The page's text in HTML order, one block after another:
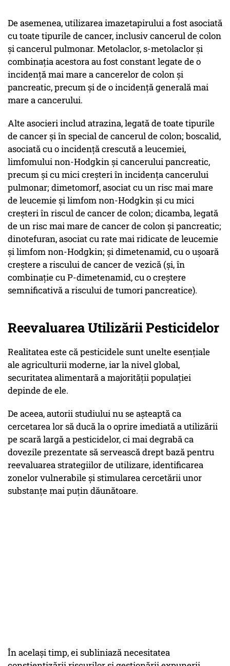
De asemenea, utilizarea imazetapirului a fost asociată
cu toate tipurile de cancer, inclusiv cancerul de colon
și cancerul pulmonar. Metolaclor, s-metolaclor și
combinația acestora au fost constant legate de o
incidență mai mare a cancerelor de colon și
pancreatic, precum și de o incidență generală mai
mare a cancerului.
Alte asocieri includ atrazina, legată de toate tipurile
de cancer și în special de cancerul de colon; boscalid,
asociată cu o incidență crescută a leucemiei,
limfomului non-Hodgkin și cancerului pancreatic,
precum și cu mici creșteri în incidența cancerului
pulmonar; dimetomorf, asociat cu un risc mai mare
de leucemie și limfom non-Hodgkin și cu mici
creșteri în riscul de cancer de colon; dicamba, legată
de un risc mai mare de cancer de colon și pancreatic;
dinotefuran, asociat cu rate mai ridicate de leucemie
și limfom non-Hodgkin; și dimetenamid, cu o ușoară
creștere a riscului de cancer de vezică (și, în
combinație cu P-dimetenamid, cu o creștere
semnificativă a riscului de tumori pancreatice).
Reevaluarea Utilizării Pesticidelor
Realitatea este că pesticidele sunt unelte esențiale
ale agriculturii moderne, iar la nivel global,
securitatea alimentară a majorității populației
depinde de ele.
De aceea, autorii studiului nu se așteaptă ca
cercetarea lor să ducă la o oprire imediată a utilizării
pe scară largă a pesticidelor, ci mai degrabă ca
dovezile prezentate să servească drept bază pentru
reevaluarea strategiilor de utilizare, identificarea
zonelor vulnerabile și stimularea cercetării unor
substanțe mai puțin dăunătoare.
În același timp, ei subliniază necesitatea